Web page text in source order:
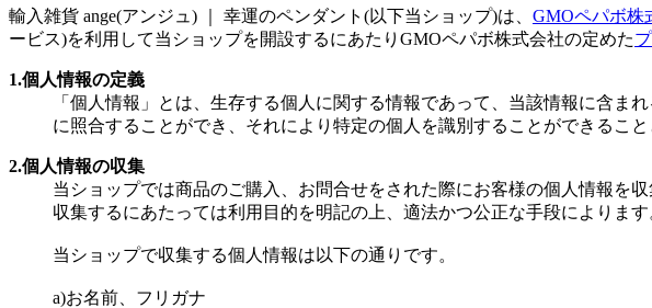
輸入雑貨 ange(アンジュ) ｜ 幸運のペンダント(以下当ショップ)は、 GMOペパボ株
ービス)を利用して当ショップを開設するにあたりGMOペパボ株式会社の定めた
1.個人情報の定義
「個人情報」とは、生存する個人に関する情報であって、当該情報に含
に照合することができ、それにより特定の個人を識別することができること
2.個人情報の収集
当ショップでは商品のご購入、お問合せをされた際にお客様の個人情報を収
収集するにあたっては利用目的を明記の上、適法かつ公正な手段によります
当ショップで収集する個人情報は以下の通りです。
a)お名前、フリガナ